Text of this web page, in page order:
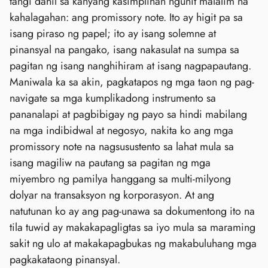
kahalagahan: ang promissory note. Ito ay higit pa sa
isang piraso ng papel; ito ay isang solemne at
pinansyal na pangako, isang nakasulat na sumpa sa
pagitan ng isang nanghihiram at isang nagpapautang.
Maniwala ka sa akin, pagkatapos ng mga taon ng pag-
navigate sa mga kumplikadong instrumento sa
pananalapi at pagbibigay ng payo sa hindi mabilang
na mga indibidwal at negosyo, nakita ko ang mga
promissory note na nagsusustento sa lahat mula sa
isang magiliw na pautang sa pagitan ng mga
miyembro ng pamilya hanggang sa multi-milyong
dolyar na transaksyon ng korporasyon. At ang
natutunan ko ay ang pag-unawa sa dokumentong ito na
tila tuwid ay makakapagligtas sa iyo mula sa maraming
sakit ng ulo at makakapagbukas ng makabuluhang mga
pagkakataong pinansyal.